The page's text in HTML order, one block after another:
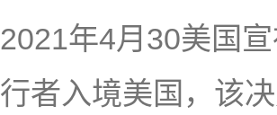
2021年4月30美国
行者入境美国，该